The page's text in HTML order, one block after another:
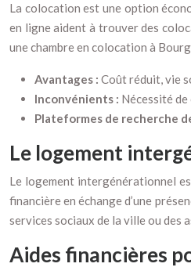
La colocation est une option
en ligne aident à trouver des
une chambre en colocation à
Avantages : Coût réduit, vie
Inconvénients : Nécessité
Plateformes de recherche
Le logement
Le logement intergénérationnel
financière en échange d’une
services sociaux de la ville ou
Aides financières